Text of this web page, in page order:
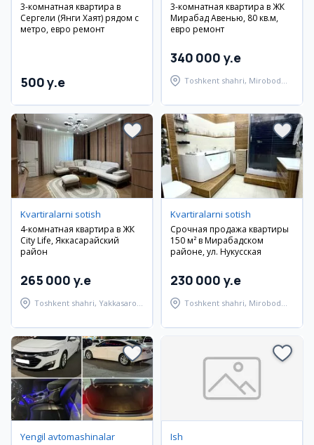
3-комнатная квартира в
Сергели (Янги Хаят) рядом с
метро, евро ремонт
500 y.e
3-комнатная квартира в ЖК
Мирабад Авенью, 80 кв.м,
евро ремонт
340 000 y.e
Toshkent shahri, Mirobod
Kvartiralarni sotish
4-комнатная квартира в ЖК
City Life, Яккасарайский
район
265 000 y.e
Toshkent shahri, Yakkasaroy
Kvartiralarni sotish
Срочная продажа квартиры
150 м² в Мирабадском
районе, ул. Нукусская
230 000 y.e
Toshkent shahri, Mirobod
Yengil avtomashinalar Ish